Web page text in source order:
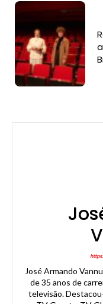
José Armando
de 35 anos de
televisão.